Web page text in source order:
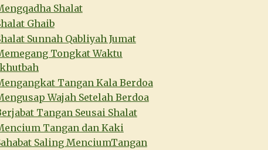
Shalat
Ghaib
Sunnah Qabliyah Jumat
Tongkat Waktu
Tangan Kala Berdoa
Wajah Setelah Berdoa
Tangan Seusai Shalat
Tangan dan Kaki
Saling MenciumTangan